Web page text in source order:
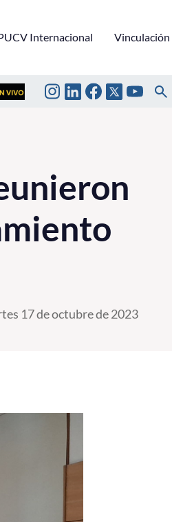
Internacional
17 de octubre de 2023